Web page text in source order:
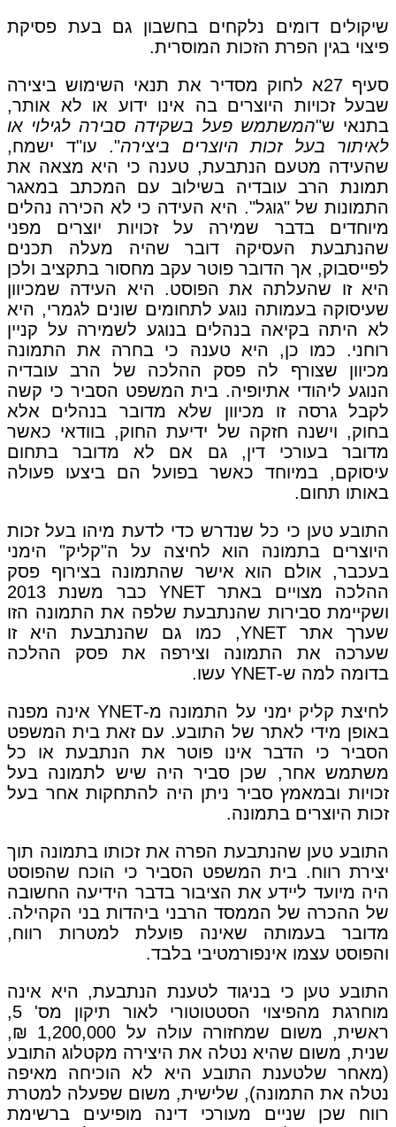
שיקולים דומים נלקחים בחשבון גם בעת פסיקת
פיצוי בגין הפרת הזכות המוסרית.
סעיף 27א לחוק מסדיר את תנאי השימוש ביצירה
שבעל זכויות היוצרים בה אינו ידוע או לא אותר,
בתנאי ש"המשתמש פעל בשקידה סבירה לגילוי או
לאיתור בעל זכות היוצרים ביצירה". עו"ד ישמח,
שהעידה מטעם הנתבעת, טענה כי היא מצאה את
תמונת הרב עובדיה בשילוב עם המכתב במאגר
התמונות של "גוגל". היא העידה כי לא הכירה נהלים
מיוחדים בדבר שמירה על זכויות יוצרים מפני
שהנתבעת העסיקה דובר שהיה מעלה תכנים
לפייסבוק, אך הדובר פוטר עקב מחסור בתקציב ולכן
היא זו שהעלתה את הפוסט. היא העידה שמכיוון
שעיסוקה בעמותה נוגע לתחומים שונים לגמרי, היא
לא היתה בקיאה בנהלים בנוגע לשמירה על קניין
רוחני. כמו כן, היא טענה כי בחרה את התמונה
מכיוון שצורף לה פסק ההלכה של הרב עובדיה
הנוגע ליהודי אתיופיה. בית המשפט הסביר כי קשה
לקבל גרסה זו מכיוון שלא מדובר בנהלים אלא
בחוק, וישנה חזקה של ידיעת החוק, בוודאי כאשר
מדובר בעורכי דין, גם אם לא מדובר בתחום
עיסוקם, במיוחד כאשר בפועל הם ביצעו פעולה
באותו תחום.
התובע טען כי כל שנדרש כדי לדעת מיהו בעל זכות
היוצרים בתמונה הוא לחיצה על ה"קליק" הימני
בעכבר, אולם הוא אישר שהתמונה בצירוף פסק
ההלכה מצויים באתר YNET כבר משנת 2013
ושקיימת סבירות שהנתבעת שלפה את התמונה הזו
שערך אתר YNET, כמו גם שהנתבעת היא זו
שערכה את התמונה וצירפה את פסק ההלכה
בדומה למה ש-YNET עשו.
לחיצת קליק ימני על התמונה מ-YNET אינה מפנה
באופן מידי לאתר של התובע. עם זאת בית המשפט
הסביר כי הדבר אינו פוטר את הנתבעת או כל
משתמש אחר, שכן סביר היה שיש לתמונה בעל
זכויות ובמאמץ סביר ניתן היה להתחקות אחר בעל
זכות היוצרים בתמונה.
התובע טען שהנתבעת הפרה את זכותו בתמונה תוך
יצירת רווח. בית המשפט הסביר כי הוכח שהפוסט
היה מיועד ליידע את הציבור בדבר הידיעה החשובה
של ההכרה של הממסד הרבני ביהדות בני הקהילה.
מדובר בעמותה שאינה פועלת למטרות רווח,
והפוסט עצמו אינפורמטיבי בלבד.
התובע טען כי בניגוד לטענת הנתבעת, היא אינה
מוחרגת מהפיצוי הסטטוטורי לאור תיקון מס' 5,
ראשית, משום שמחזורה עולה על 1,200,000 ₪,
שנית, משום שהיא נטלה את היצירה מקטלוג התובע
(מאחר שלטענת התובע היא לא הוכיחה מאיפה
נטלה את התמונה), שלישית, משום שפעלה למטרת
רווח שכן שניים מעורכי דינה מופיעים ברשימת